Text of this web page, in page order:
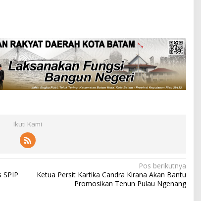
Ikuti Kami
Pos berikutnya
Ketua Persit Kartika Candra Kirana Akan Bantu
Promosikan Tenun Pulau Ngenang